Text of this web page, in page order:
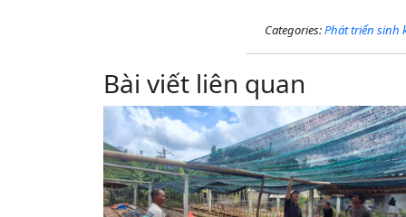
Categories:Phát triển sinh
Bài viết liên quan